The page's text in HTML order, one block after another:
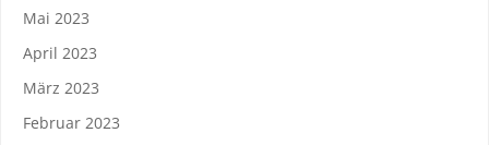
Mai 2023
April 2023
März 2023
Februar 2023